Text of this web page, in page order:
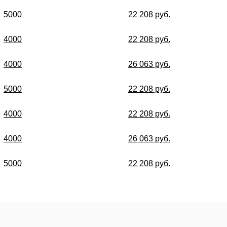
5000 22 208 руб.
4000 22 208 руб.
4000 26 063 руб.
5000 22 208 руб.
4000 22 208 руб.
4000 26 063 руб.
5000 22 208 руб.